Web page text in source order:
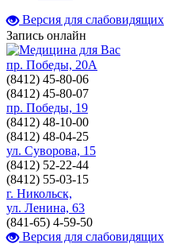
Версия для слабовидящих
Запись онлайн
пр. Победы, 20А
(8412) 45-80-06
(8412) 45-80-07
пр. Победы, 19
(8412) 48-10-00
(8412) 48-04-25
ул. Суворова, 15
(8412) 52-22-44
(8412) 55-03-15
г. Никольск,
ул. Ленина, 63
(841-65) 4-59-50
Версия для слабовидящих